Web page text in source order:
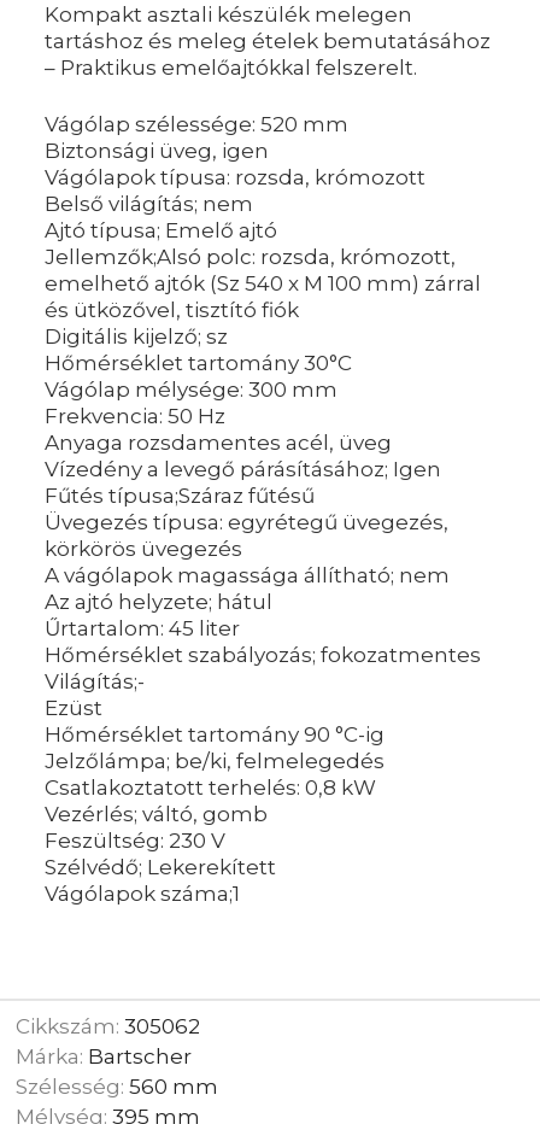
Kompakt asztali készülék melegen
tartáshoz és meleg ételek bemutatásához
– Praktikus emelőajtókkal felszerelt.
Vágólap szélessége: 520 mm
Biztonsági üveg, igen
Vágólapok típusa: rozsda, krómozott
Belső világítás; nem
Ajtó típusa; Emelő ajtó
Jellemzők;Alsó polc: rozsda, krómozott,
emelhető ajtók (Sz 540 x M 100 mm) zárral
és ütközővel, tisztító fiók
Digitális kijelző; sz
Hőmérséklet tartomány 30°C
Vágólap mélysége: 300 mm
Frekvencia: 50 Hz
Anyaga rozsdamentes acél, üveg
Vízedény a levegő párásításához; Igen
Fűtés típusa;Száraz fűtésű
Üvegezés típusa: egyrétegű üvegezés,
körkörös üvegezés
A vágólapok magassága állítható; nem
Az ajtó helyzete; hátul
Űrtartalom: 45 liter
Hőmérséklet szabályozás; fokozatmentes
Világítás;-
Ezüst
Hőmérséklet tartomány 90 °C-ig
Jelzőlámpa; be/ki, felmelegedés
Csatlakoztatott terhelés: 0,8 kW
Vezérlés; váltó, gomb
Feszültség: 230 V
Szélvédő; Lekerekített
Vágólapok száma;1
Cikkszám:305062
Márka: Bartscher
Szélesség:560 mm
Mélység:395 mm